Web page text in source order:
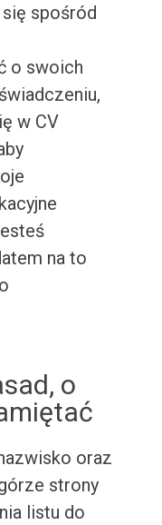
spośród
o swoich
w CV
na to
o
oraz
strony
listu do